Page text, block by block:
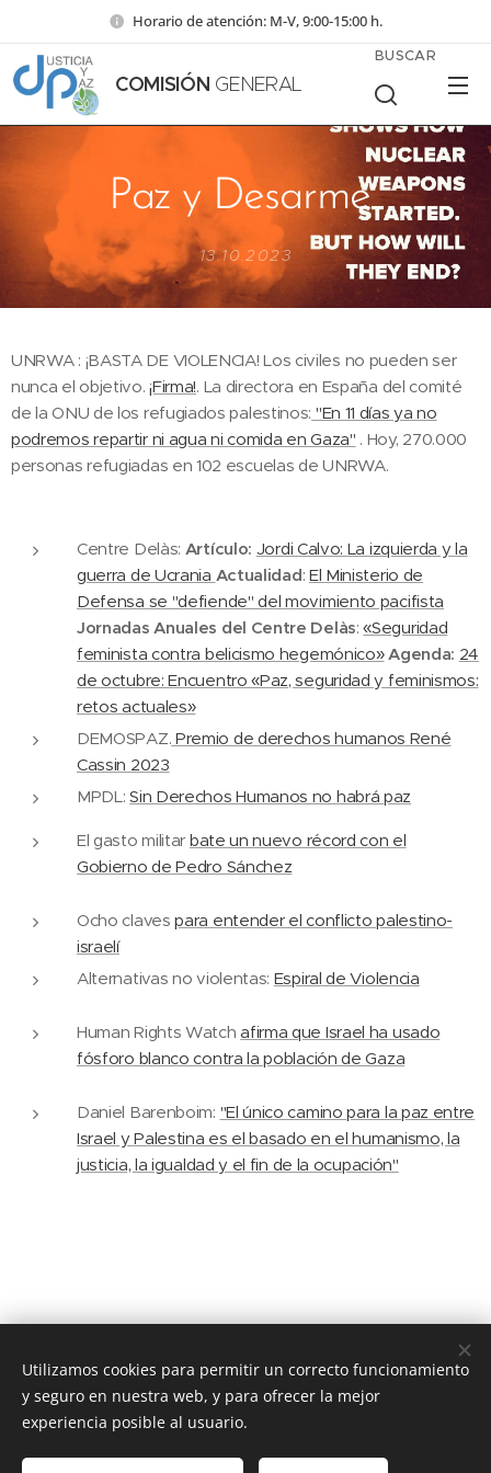
Horario de atención: M-V, 9:00-15:00 h.
COMISIÓN GENERAL
BUSCAR
Paz y Desarme
13.10.2023
UNRWA : ¡BASTA DE VIOLENCIA! Los civiles no pueden ser
nunca el objetivo.¡Firma!. La directora en España del comité
de la ONU de los refugiados palestinos: "En 11 días ya no
podremos repartir ni agua ni comida en Gaza" . Hoy, 270.000
personas refugiadas en 102 escuelas de UNRWA.
Centre Delàs: Artículo: Jordi Calvo: La izquierda y la
guerra de Ucrania Actualidad: El Ministerio de
Defensa se "defiende" del movimiento pacifista
Jornadas Anuales del Centre Delàs:«Seguridad
feminista contra belicismo hegemónico»Agenda: 24
de octubre: Encuentro «Paz, seguridad y feminismos:
retos actuales»
DEMOSPAZ. Premio de derechos humanos René
Cassin 2023
MPDL:Sin Derechos Humanos no habrá paz
El gasto militar bate un nuevo récord con el
Gobierno de Pedro Sánchez
Ocho clavespara entender el conflicto palestino-
israelí
Alternativas no violentas: Espiral de Violencia
Human Rights Watchafirma que Israel ha usado
fósforo blanco contra la población de Gaza
Daniel Barenboim: "El único camino para la paz entre
Israel y Palestina es el basado en el humanismo, la
justicia, la igualdad y el fin de la ocupación"
© 2020 JUSTICIA Y PAZ C/ Rafael de Riego 16, 3º dcha. Madrid,
28045
Cookies
Idiomas
Utilizamos cookies para permitir un correcto funcionamiento
y seguro en nuestra web, y para ofrecer la mejor
experiencia posible al usuario.